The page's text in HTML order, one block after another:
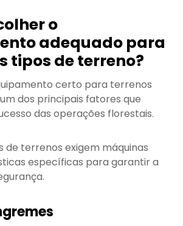
o
adequado para
tipos de terreno?
certo para terrenos
dos principais fatores que
das operações florestais.
de terrenos exigem máquinas
específicas para garantir a